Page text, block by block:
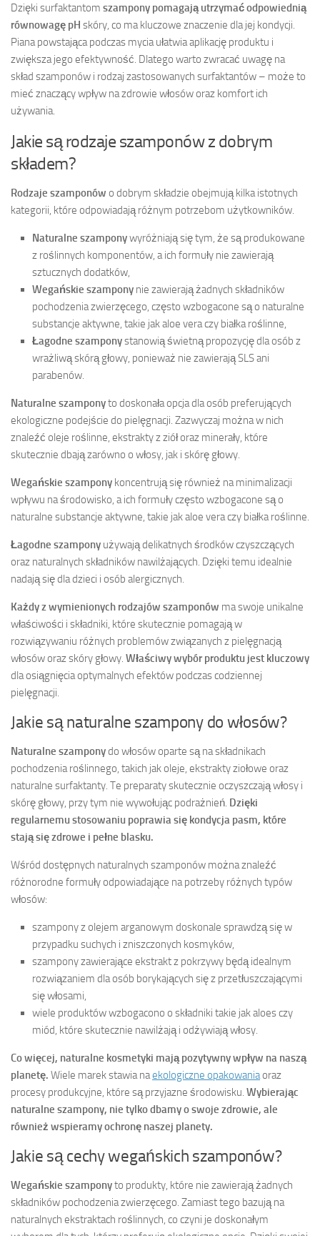
Dzięki surfaktantom szampony pomagają utrzymać odpowiednią
równowagę pH skóry, co ma kluczowe znaczenie dla jej kondycji.
Piana powstająca podczas mycia ułatwia aplikację produktu i
zwiększa jego efektywność. Dlatego warto zwracać uwagę na
skład szamponów i rodzaj zastosowanych surfaktantów – może to
mieć znaczący wpływ na zdrowie włosów oraz komfort ich
używania.
Jakie są rodzaje szamponów z dobrym
składem?
Rodzaje szamponów o dobrym składzie obejmują kilka istotnych
kategorii, które odpowiadają różnym potrzebom użytkowników.
Naturalne szamponywyróżniają się tym, że są produkowane
z roślinnych komponentów, a ich formuły nie zawierają
sztucznych dodatków,
Wegańskie szampony nie zawierają żadnych składników
pochodzenia zwierzęcego, często wzbogacone są o naturalne
substancje aktywne, takie jak aloe vera czy białka roślinne,
Łagodne szamponystanowią świetną propozycję dla osób z
wrażliwą skórą głowy, ponieważ nie zawierają SLS ani
parabenów.
Naturalne szamponyto doskonała opcja dla osób preferujących
ekologiczne podejście do pielęgnacji. Zazwyczaj można w nich
znaleźć oleje roślinne, ekstrakty z ziół oraz minerały, które
skutecznie dbają zarówno o włosy, jak i skórę głowy.
Wegańskie szampony koncentrują się również na minimalizacji
wpływu na środowisko, a ich formuły często wzbogacone są o
naturalne substancje aktywne, takie jak aloe vera czy białka roślinne.
Łagodne szampony używają delikatnych środków czyszczących
oraz naturalnych składników nawilżających. Dzięki temu idealnie
nadają się dla dzieci i osób alergicznych.
Każdy z wymienionych rodzajów szamponów ma swoje unikalne
właściwości i składniki, które skutecznie pomagają w
rozwiązywaniu różnych problemów związanych z pielęgnacją
włosów oraz skóry głowy. Właściwy wybór produktu jest kluczowy
dla osiągnięcia optymalnych efektów podczas codziennej
pielęgnacji.
Jakie są naturalne szampony do włosów?
Naturalne szamponydo włosów oparte są na składnikach
pochodzenia roślinnego, takich jak oleje, ekstrakty ziołowe oraz
naturalne surfaktanty. Te preparaty skutecznie oczyszczają włosy i
skórę głowy, przy tym nie wywołując podrażnień. Dzięki
regularnemu stosowaniu poprawia się kondycja pasm, które
stają się zdrowe i pełne blasku.
Wśród dostępnych naturalnych szamponów można znaleźć
różnorodne formuły odpowiadające na potrzeby różnych typów
włosów:
szampony z olejem arganowym doskonale sprawdzą się w
przypadku suchych i zniszczonych kosmyków,
szampony zawierające ekstrakt z pokrzywy będą idealnym
rozwiązaniem dla osób borykających się z przetłuszczającymi
się włosami,
wiele produktów wzbogacono o składniki takie jak aloes czy
miód, które skutecznie nawilżają i odżywiają włosy.
Co więcej, naturalne kosmetyki mają pozytywny wpływ na naszą
planetę. Wiele marek stawia naekologiczne opakowaniaoraz
procesy produkcyjne, które są przyjazne środowisku. Wybierając
naturalne szampony, nie tylko dbamy o swoje zdrowie, ale
również wspieramy ochronę naszej planety.
Jakie są cechy wegańskich szamponów?
Wegańskie szamponyto produkty, które nie zawierają żadnych
składników pochodzenia zwierzęcego. Zamiast tego bazują na
naturalnych ekstraktach roślinnych, co czyni je doskonałym